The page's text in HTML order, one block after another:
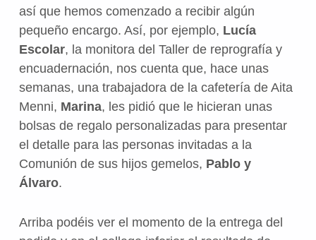
así que hemos comenzado a recibir algún
pequeño encargo. Así, por ejemplo, Lucía
Escolar, la monitora del Taller de reprografía y
encuadernación, nos cuenta que, hace unas
semanas, una trabajadora de la cafetería de Aita
Menni, Marina, les pidió que le hicieran unas
bolsas de regalo personalizadas para presentar
el detalle para las personas invitadas a la
Comunión de sus hijos gemelos, Pablo y
Álvaro.
Arriba podéis ver el momento de la entrega del